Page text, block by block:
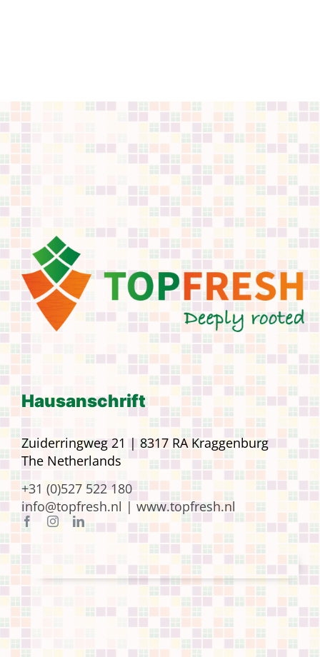
Hausanschrift
Zuiderringweg 21 | 8317 RA Kraggenburg
The Netherlands
+31 (0)527 522 180
info@topfresh.nl | www.topfresh.nl